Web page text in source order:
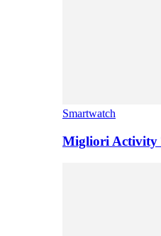
Smartwatch
Migliori Activity